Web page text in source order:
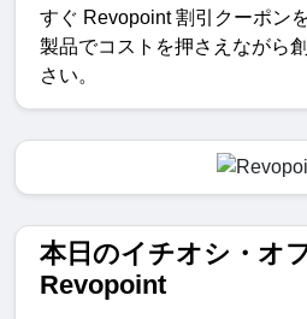
すぐ Revopoint 割引クーポン
製品でコストを押さえながら
さい。
本日のイチオシ・オ
Revopoint